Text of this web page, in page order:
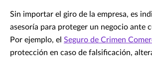
Sin importar el giro de la empresa, es
asesoría para proteger un negocio ante
Por ejemplo, el Seguro de Crimen
protección en caso de falsificación,